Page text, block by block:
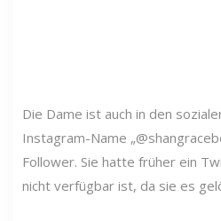
Die Dame ist auch in den
Instagram-Name
Follower. Sie hatte früher ein
nicht verfügbar ist, da sie es